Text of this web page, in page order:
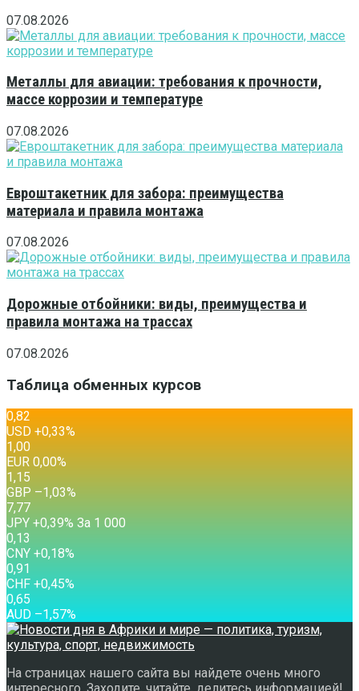
07.08.2026
Металлы для авиации: требования к прочности,
массе коррозии и температуре
07.08.2026
Евроштакетник для забора: преимущества
материала и правила монтажа
07.08.2026
Дорожные отбойники: виды, преимущества и
правила монтажа на трассах
07.08.2026
Таблица обменных курсов
0,82
USD +0,33%
1,00
EUR 0,00%
1,15
GBP –1,03%
7,77
JPY +0,39% За 1 000
0,13
CNY +0,18%
0,91
CHF +0,45%
0,65
AUD –1,57%
На страницах нашего сайта вы найдете очень много